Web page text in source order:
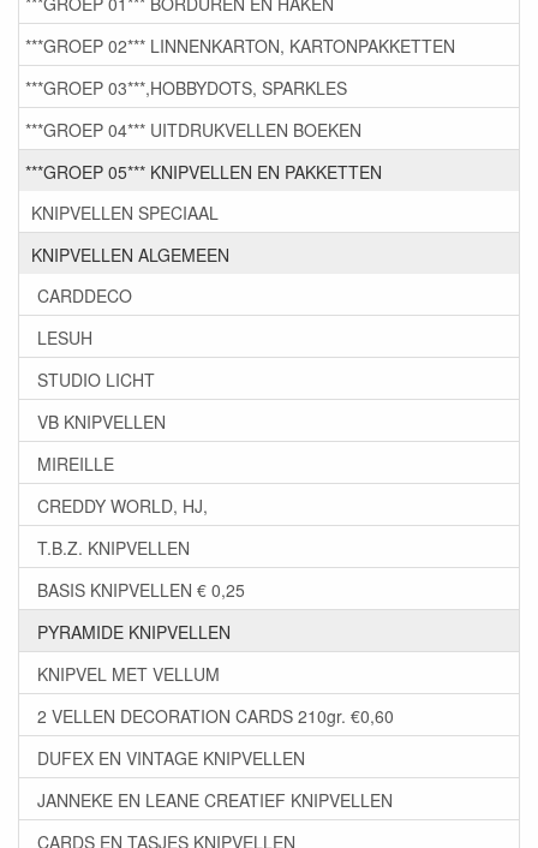
***GROEP 02*** LINNENKARTON, KARTONPAKKETTEN
***GROEP 03***,HOBBYDOTS, SPARKLES
***GROEP 04*** UITDRUKVELLEN BOEKEN
***GROEP 05*** KNIPVELLEN EN PAKKETTEN
KNIPVELLEN SPECIAAL
KNIPVELLEN ALGEMEEN
CARDDECO
LESUH
STUDIO LICHT
VB KNIPVELLEN
MIREILLE
CREDDY WORLD, HJ,
T.B.Z. KNIPVELLEN
BASIS KNIPVELLEN € 0,25
PYRAMIDE KNIPVELLEN
KNIPVEL MET VELLUM
2 VELLEN DECORATION CARDS 210gr. €0,60
DUFEX EN VINTAGE KNIPVELLEN
JANNEKE EN LEANE CREATIEF KNIPVELLEN
CARDS EN TASJES KNIPVELLEN